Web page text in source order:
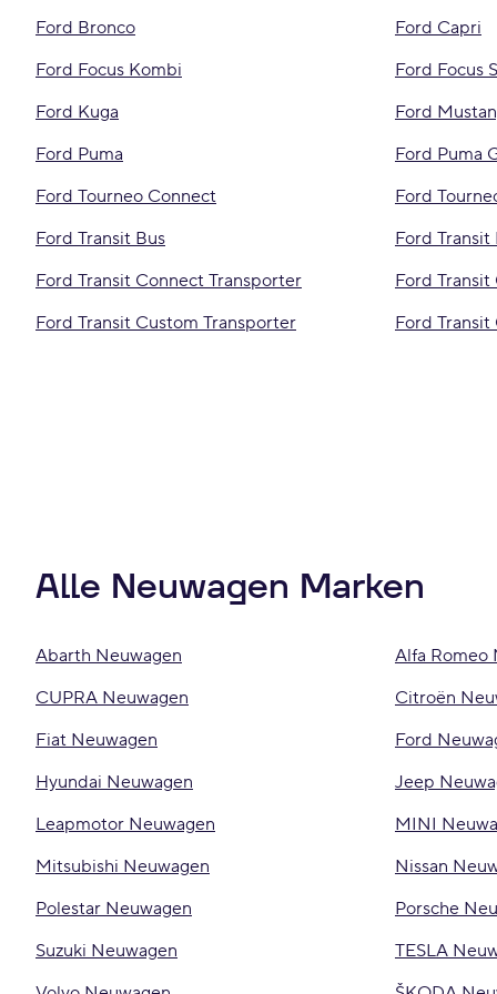
Ford Bronco Ford Capri
Ford Focus Kombi
Ford Focus
Ford Kuga
Ford
Ford Puma
Ford Puma
Ford Tourneo Connect
Ford
Ford Transit Bus
Ford Transit
Ford Transit Connect Transporter
Ford
Ford Transit Custom Transporter
Ford Transit
Alle Neuwagen Marken
Abarth Neuwagen Alfa Romeo
CUPRA Neuwagen
Citroën
Fiat Neuwagen
Ford
Hyundai Neuwagen
Jeep
Leapmotor Neuwagen
MINI
Mitsubishi Neuwagen
Nissan
Polestar Neuwagen
Porsche
Suzuki Neuwagen
TESLA